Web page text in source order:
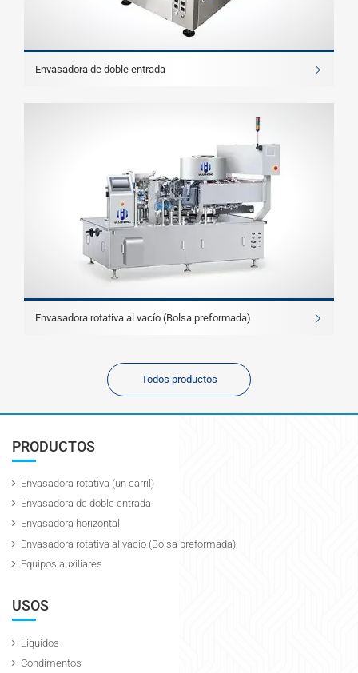
Envasadora de doble entrada
Envasadora rotativa al vacío (Bolsa preformada)
Todos productos
PRODUCTOS
Envasadora rotativa (un carril)
Envasadora de doble entrada
Envasadora horizontal
Envasadora rotativa al vacío (Bolsa preformada)
Equipos auxiliares
USOS
Líquidos
Condimentos